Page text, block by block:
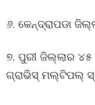
୬. କେନ୍ଦ୍ରାପଡା
୭. ପୁରୀ ଜିଲ୍ଲାର
ଗ୍ରାଭିସ୍ ମଲ୍ଟିପଲ୍